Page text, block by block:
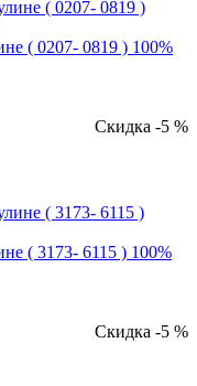
( 0207- 0819 ) 100%
Скидка -5 %
( 3173- 6115 ) 100%
Скидка -5 %